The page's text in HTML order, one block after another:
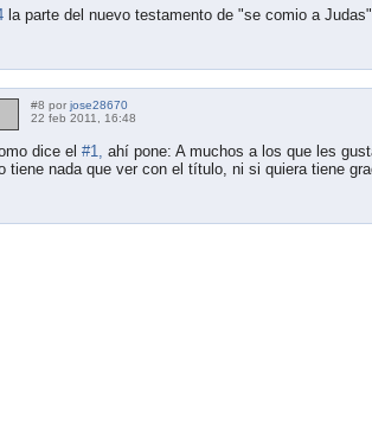
la parte del nuevo testamento de "se comio a
#8 por jose28670
22 feb 2011, 16:48
dice el #1,
ahí pone: A muchos a los que les
tiene nada que ver con el título, ni si quiera tiene